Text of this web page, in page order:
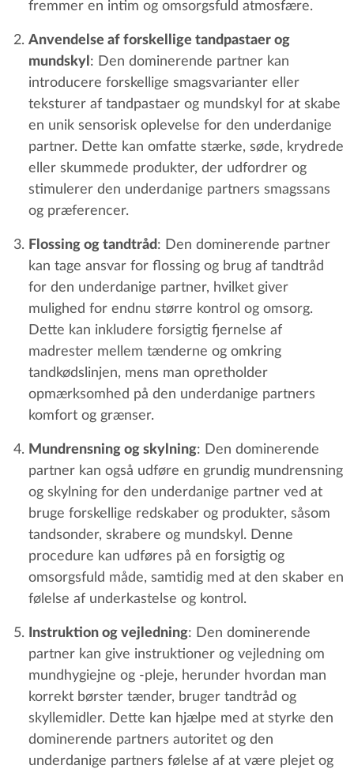
fremmer en intim og omsorgsfuld atmosfære.
Anvendelse af forskellige tandpastaer og
mundskyl : Den dominerende partner kan
introducere forskellige smagsvarianter eller
teksturer af tandpastaer og mundskyl for at skabe
en unik sensorisk oplevelse for den underdanige
partner. Dette kan omfatte stærke, søde, krydrede
eller skummede produkter, der udfordrer og
stimulerer den underdanige partners smagssans
og præferencer.
Flossing og tandtråd: Den dominerende partner
kan tage ansvar for flossing og brug af tandtråd
for den underdanige partner, hvilket giver
mulighed for endnu større kontrol og omsorg.
Dette kan inkludere forsigtig fjernelse af
madrester mellem tænderne og omkring
tandkødslinjen, mens man opretholder
opmærksomhed på den underdanige partners
komfort og grænser.
Mundrensning og skylning: Den dominerende
partner kan også udføre en grundig mundrensning
og skylning for den underdanige partner ved at
bruge forskellige redskaber og produkter, såsom
tandsonder, skrabere og mundskyl. Denne
procedure kan udføres på en forsigtig og
omsorgsfuld måde, samtidig med at den skaber en
følelse af underkastelse og kontrol.
Instruktion og vejledning: Den dominerende
partner kan give instruktioner og vejledning om
mundhygiejne og -pleje, herunder hvordan man
korrekt børster tænder, bruger tandtråd og
skyllemidler. Dette kan hjælpe med at styrke den
dominerende partners autoritet og den
underdanige partners følelse af at være plejet og